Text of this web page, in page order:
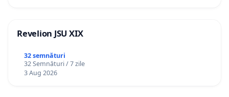
Revelion JSU XIX
32 semnături
32 Semnături / 7 zile
3 Aug 2026